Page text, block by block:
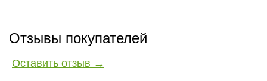
Отзывы покупателей
Оставить отзыв →